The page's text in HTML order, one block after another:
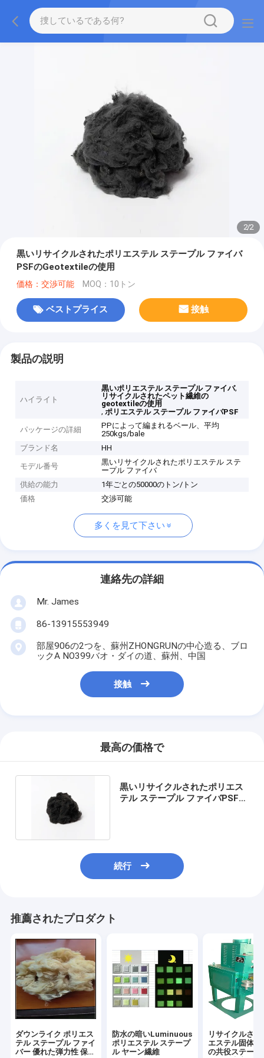
2/2
黒いリサイクルされたポリエステル ステープル ファイバ
PSFのGeotextileの使用
価格：交渉可能 MOQ：10トン
ベストプライス 接触
製品の説明
ハイライト
黒いポリエステル ステープル ファイバ,
リサイクルされたペット繊維の
geotextileの使用
, ポリエステル ステープル ファイバPSF
パッケージの詳細
PPによって編まれるベール、平均
250kgs/bale
ブランド名
HH
モデル番号
黒いリサイクルされたポリエステル ステ
ープル ファイバ
供給の能力
1年ごとの50000のトン/トン
価格
交渉可能
多くを見て下さい
連絡先の詳細
Mr. James
86-13915553949
部屋906の2つを、蘇州ZHONGRUNの中心造る、ブロ
ックA NO399バオ・ダイの道、蘇州、中国
接触
最高の価格で
黒いリサイクルされたポリエス
テル ステープル ファイバPSFの
続行
推薦されたプロダクト
ダウンライク ポリエス
テル ステープル ファイ
バー 優れた弾力性 保温
防水の暗いLuminuous
ポリエステル ステープ
ル ヤーン繊維
リサイクルさ
エステル固体お
の共役ステープ